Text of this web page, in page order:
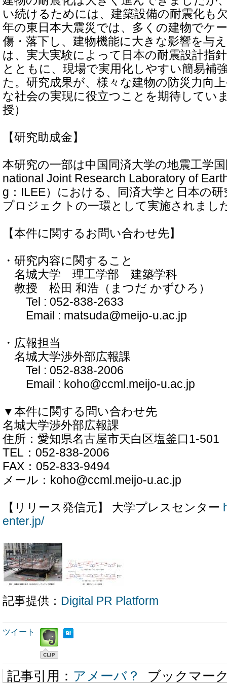
い続けるためには、建築設備の耐震化も
年の東日本大震災では、多くの建物でケ
傷・落下し、建物機能に大きな影響を与
は、実大実験によって日本の耐震設計指
とともに、現場で実用化しやすい簡易補
た。研究成果が、様々な建物の防災力向
な社会の実現に役立つことを期待してい
授）
【研究助成金】
本研究の一部は中国同済大学の地震工学
national Joint Research Laboratory of
g：ILEE）における、同済大学と日本の
プロジェクトの一環として実施されまし
【本件に関するお問い合わせ先】
・研究内容に関すること
名城大学 理工学部 建築学科
教授 松田 和浩（まつだ かずひろ）
Tel : 052-838-2633
Email : matsuda@meijo-u.ac.jp
・広報担当
名城大学渉外部広報課
Tel : 052-838-2006
Email : koho@ccml.meijo-u.ac.jp
▼本件に関する問い合わせ先
名城大学渉外部広報課
住所：愛知県名古屋市天白区塩釜口1-501
TEL：052-838-2006
FAX：052-833-9494
メール：koho@ccml.meijo-u.ac.jp
【リリース発信元】 大学プレスセンター
enter.jp/
記事提供： Digital PR Platform
ツイート
記事引用： アメーバ？ ブックマー